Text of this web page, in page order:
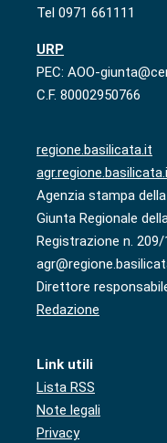
Tel 0971 661111
URP
PEC: AOO-
C.F. 80002950766
regione.basilicata.it
Agenzia stampa della
Giunta Regionale
Registrazione n.
Direttore
Redazione
Link utili
Lista RSS
Note legali
Privacy